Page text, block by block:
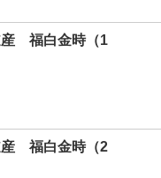
産 福白金時（1
産 福白金時（2